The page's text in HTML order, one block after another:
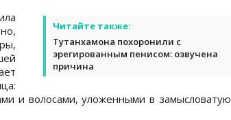
Читайте также:
Тутанхамона похоронили с
эрегированным пенисом: озвучена
причина
и волосами, уложенными в замысловатую